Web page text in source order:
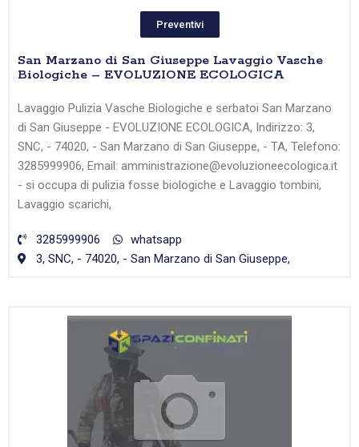
Preventivi
San Marzano di San Giuseppe Lavaggio Vasche
Biologiche – EVOLUZIONE ECOLOGICA
Lavaggio Pulizia Vasche Biologiche e serbatoi San Marzano
di San Giuseppe - EVOLUZIONE ECOLOGICA, Indirizzo: 3,
SNC, - 74020, - San Marzano di San Giuseppe, - TA, Telefono:
3285999906, Email: amministrazione@evoluzioneecologica.it
- si occupa di pulizia fosse biologiche e Lavaggio tombini,
Lavaggio scarichi,
3285999906
whatsapp
3, SNC, - 74020, - San Marzano di San Giuseppe,